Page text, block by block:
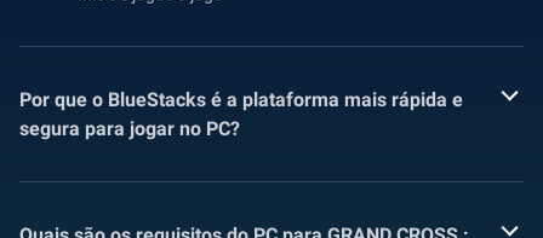
Por que o BlueStacks é a plataforma mais rápida e
segura para jogar no PC?